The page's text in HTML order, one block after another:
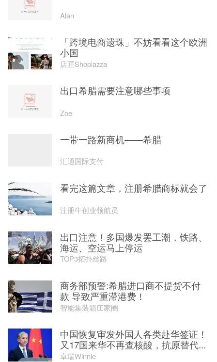
Alan
「跨境电商遗珠」不妨看看这个欧洲
小国
店匠Shoplazza
出口希腊需要注意哪些事项
Zoe
一带一路新商机——希腊
汇通国际支付
看完这篇文章，注册希腊商标就会了
注册牛创业领航员
出口注意！多国爆发罢工潮，铁路、
海运、空运马上停运
TOP3拓扑丝路
商务部预警:希腊进口商不提货不付
款 导致严重滞港费！
智能集装箱庄家圈
中国恢复审发外国人各类赴华签证！
又17国来华不再查核酸，抗原替代...
卓瑞Winnie